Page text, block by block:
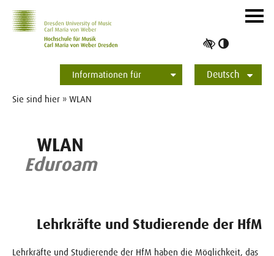
Informationen für
Deutsch
ein-/
Sie sind hier » WLAN
WLAN
Eduroam
Lehrkräfte und Studierende der HfM
Lehrkräfte und Studierende der HfM haben die Möglichkeit, das